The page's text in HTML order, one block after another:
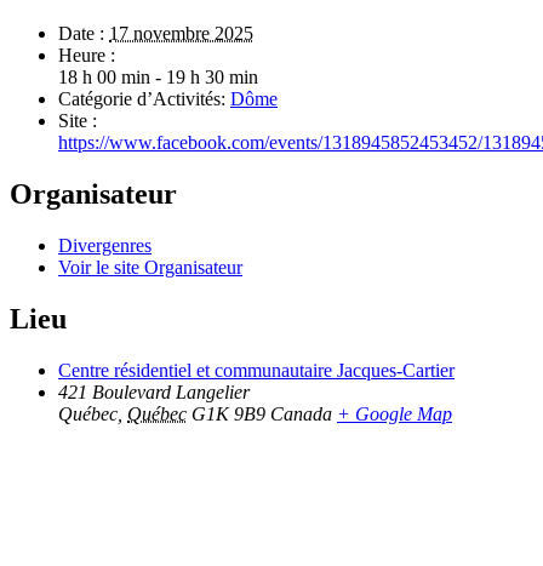
Date : 17 novembre 2025
Heure :
18 h 00 min - 19 h 30 min
Catégorie d’Activités: Dôme
Site :
https://www.facebook.com/events/1318945852453452/
Organisateur
Divergenres
Voir le site Organisateur
Lieu
Centre résidentiel et communautaire Jacques-Cartier
421 Boulevard Langelier
Québec Québec G1K 9B9 Canada + Google Map